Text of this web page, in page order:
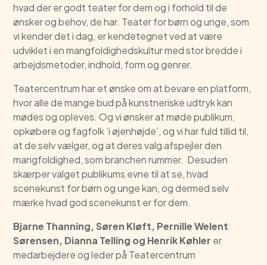
hvad der er godt teater for dem og i forhold til de
ønsker og behov, de har. Teater for børn og unge, som
vi kender det i dag, er kendetegnet ved at være
udviklet i en mangfoldighedskultur med stor bredde i
arbejdsmetoder, indhold, form og genrer.
Teatercentrum har et ønske om at bevare en platform,
hvor alle de mange bud på kunstneriske udtryk kan
mødes og opleves. Og vi ønsker at møde publikum,
opkøbere og fagfolk ’i øjenhøjde’, og vi har fuld tillid til,
at de selv vælger, og at deres valg afspejler den
mangfoldighed, som branchen rummer. Desuden
skærper valget publikums evne til at se, hvad
scenekunst for børn og unge kan, og dermed selv
mærke hvad god scenekunst er for dem.
Bjarne Thanning, Søren Kløft, Pernille Welent
Sørensen, Dianna Telling og Henrik Køhler er
medarbejdere og leder på Teatercentrum